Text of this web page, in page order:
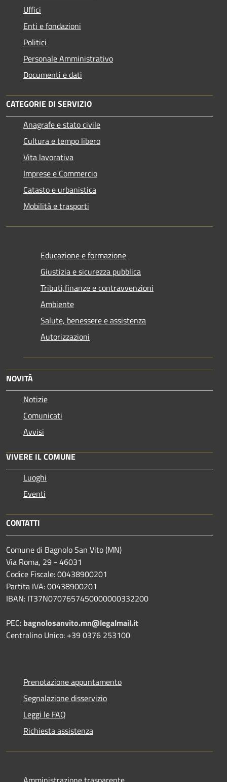
Uffici
Enti e fondazioni
Politici
Personale Amministrativo
Documenti e dati
CATEGORIE DI SERVIZIO
Anagrafe e stato civile
Cultura e tempo libero
Vita lavorativa
Imprese e Commercio
Catasto e urbanistica
Mobilità e trasporti
Educazione e formazione
Giustizia e sicurezza pubblica
Tributi,finanze e contravvenzioni
Ambiente
Salute, benessere e assistenza
Autorizzazioni
NOVITÀ
Notizie
Comunicati
Avvisi
VIVERE IL COMUNE
Luoghi
Eventi
CONTATTI
Comune di Bagnolo San Vito (MN)
Via Roma, 29 - 46031
Codice Fiscale: 00438900201
Partita IVA: 00438900201
IBAN: IT37N0707657450000000332200
PEC: bagnolosanvito.mn@legalmail.it
Centralino Unico: +39 0376 253100
Prenotazione appuntamento
Segnalazione disservizio
Leggi le FAQ
Richiesta assistenza